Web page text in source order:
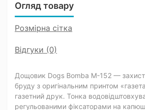
Огляд товару
Розмірна сітка
Відгуки (0)
Дощовик Dogs Bomba M-152 — захист
бруду з оригінальним принтом
газетний друк. Тонка
регульованими фіксаторами на